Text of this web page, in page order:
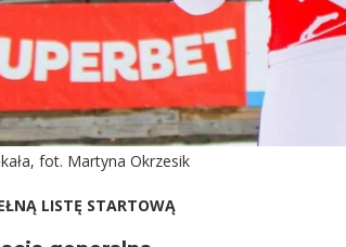
fot. Martyna Okrzesik
LISTĘ STARTOWĄ